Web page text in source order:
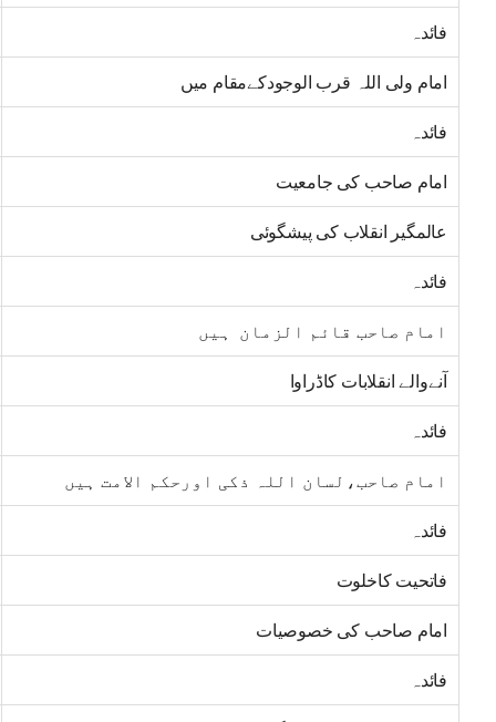
فائدہ
امام ولی اللہ قرب الوجودکےمقام میں
فائدہ
امام صاحب کی جامعیت
عالمگیر انقلاب کی پیشگوئی
فائدہ
امام صاحب قائم الزمان ہیں
آنےوالے انقلابات کاڈراوا
فائدہ
امام صاحب،لسان اللہ ذکی اورحکم الامت ہیں
فائدہ
فاتحیت کاخلوت
امام صاحب کی خصوصیات
فائدہ